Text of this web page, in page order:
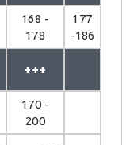
168 -
178
177
-186
+++
170 -
200